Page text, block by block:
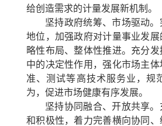
给创造需求的计量发展新机制。
坚持政府统筹、市场驱动。
地位，加强政府对计量事业发
略性布局、整体性推进。充分
中的决定性作用，强化市场主
准、测试等高技术服务业，规
为，促进市场健康有序发展。
坚持协同融合、开放共享。
和积极性，着力完善横向协同